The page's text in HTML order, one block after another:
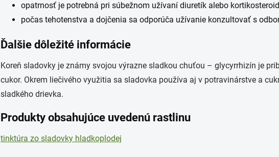
opatrnosť je potrebná pri súbežnom užívaní diuretík alebo
počas tehotenstva a dojčenia sa odporúča užívanie konzultovať s
Ďalšie dôležité informácie
Koreň sladovky je známy svojou výrazne sladkou chuťou – glycyrrhizín je
cukor. Okrem liečivého využitia sa sladovka používa aj v potravinárstve a
sladkého drievka.
Produkty obsahujúce uvedenú rastlinu
tinktúra zo sladovky hladkoplodej